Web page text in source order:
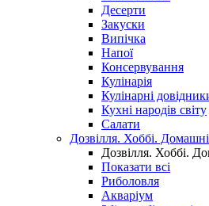
Десерти
Закуски
Випічка
Напої
Консервування
Кулінарія
Кулінарні
Кухні народів світу
Салати
Дозвілля. Хоббі.
Дозвілля. Хоббі.
Показати всі
Риболовля
Акваріум